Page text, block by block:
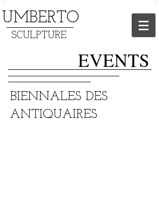
UMBERTO
SCULPTURE
EVENTS
BIENNALES DES
ANTIQUAIRES